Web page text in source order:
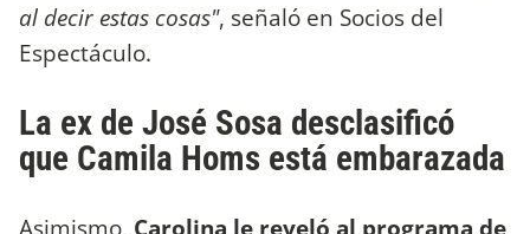
al decir estas cosas", señaló en Socios del
Espectáculo.
La ex de José Sosa desclasificó
que Camila Homs está embarazada
Asimismo, Carolina le reveló al programa de